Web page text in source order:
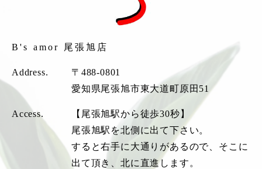
B's amor 尾張旭店
Address.
〒488-0801
愛知県尾張旭市東大道町原田51
Access.
【尾張旭駅から徒歩30秒】
尾張旭駅を北側に出て下さい。
すると右手に大通りがあるので、そこに
出て頂き、北に直進します。